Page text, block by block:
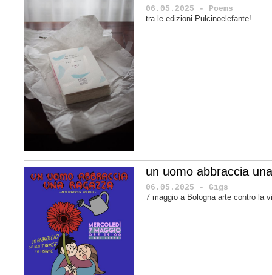
06.05.2025 - Poems
tra le edizioni Pulcinoelefante!
un uomo abbraccia
06.05.2025 - Gigs
7 maggio a Bologna arte contro la